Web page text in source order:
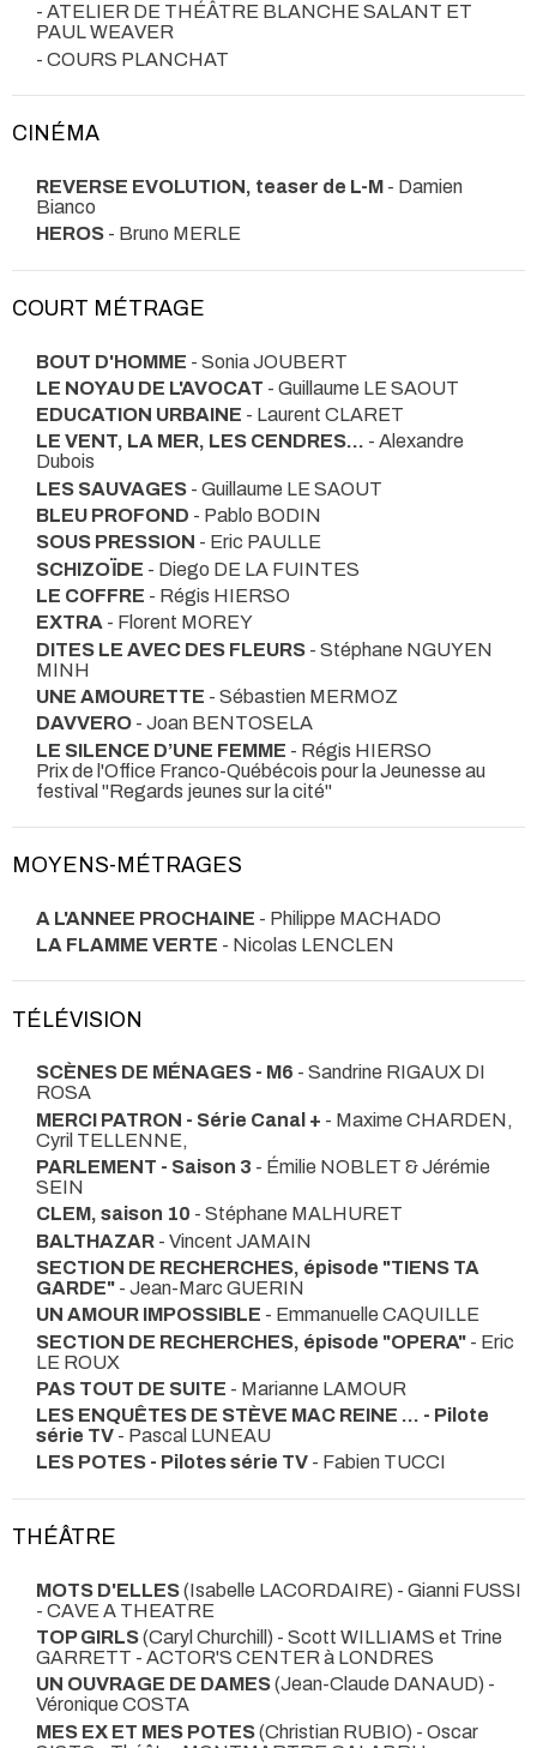
- ATELIER DE THÉÂTRE BLANCHE SALANT ET
PAUL WEAVER
- COURS PLANCHAT
CINÉMA
REVERSE EVOLUTION, teaser de L-M - Damien
Bianco
HEROS - Bruno MERLE
COURT MÉTRAGE
BOUT D'HOMME - Sonia JOUBERT
LE NOYAU DE L'AVOCAT - Guillaume LE SAOUT
EDUCATION URBAINE - Laurent CLARET
LE VENT, LA MER, LES CENDRES... - Alexandre
Dubois
LES SAUVAGES - Guillaume LE SAOUT
BLEU PROFOND - Pablo BODIN
SOUS PRESSION - Eric PAULLE
SCHIZOÏDE - Diego DE LA FUINTES
LE COFFRE - Régis HIERSO
EXTRA - Florent MOREY
DITES LE AVEC DES FLEURS - Stéphane NGUYEN
MINH
UNE AMOURETTE - Sébastien MERMOZ
DAVVERO - Joan BENTOSELA
LE SILENCE D’UNE FEMME - Régis HIERSO
Prix de l'Office Franco-Québécois pour la Jeunesse au
festival "Regards jeunes sur la cité"
MOYENS-MÉTRAGES
A L'ANNEE PROCHAINE - Philippe MACHADO
LA FLAMME VERTE - Nicolas LENCLEN
TÉLÉVISION
SCÈNES DE MÉNAGES - M6 - Sandrine RIGAUX DI
ROSA
MERCI PATRON - Série Canal + - Maxime CHARDEN,
Cyril TELLENNE,
PARLEMENT - Saison 3 - Émilie NOBLET & Jérémie
SEIN
CLEM, saison 10 - Stéphane MALHURET
BALTHAZAR - Vincent JAMAIN
SECTION DE RECHERCHES, épisode "TIENS TA
GARDE" - Jean-Marc GUERIN
UN AMOUR IMPOSSIBLE - Emmanuelle CAQUILLE
SECTION DE RECHERCHES, épisode "OPERA" - Eric
LE ROUX
PAS TOUT DE SUITE - Marianne LAMOUR
LES ENQUÊTES DE STÈVE MAC REINE … - Pilote
série TV - Pascal LUNEAU
LES POTES - Pilotes série TV - Fabien TUCCI
THÉÂTRE
MOTS D'ELLES(Isabelle LACORDAIRE) - Gianni FUSSI
- CAVE A THEATRE
TOP GIRLS(Caryl Churchill) - Scott WILLIAMS et Trine
GARRETT - ACTOR'S CENTER à LONDRES
UN OUVRAGE DE DAMES(Jean-Claude DANAUD) -
Véronique COSTA
MES EX ET MES POTES(Christian RUBIO) - Oscar